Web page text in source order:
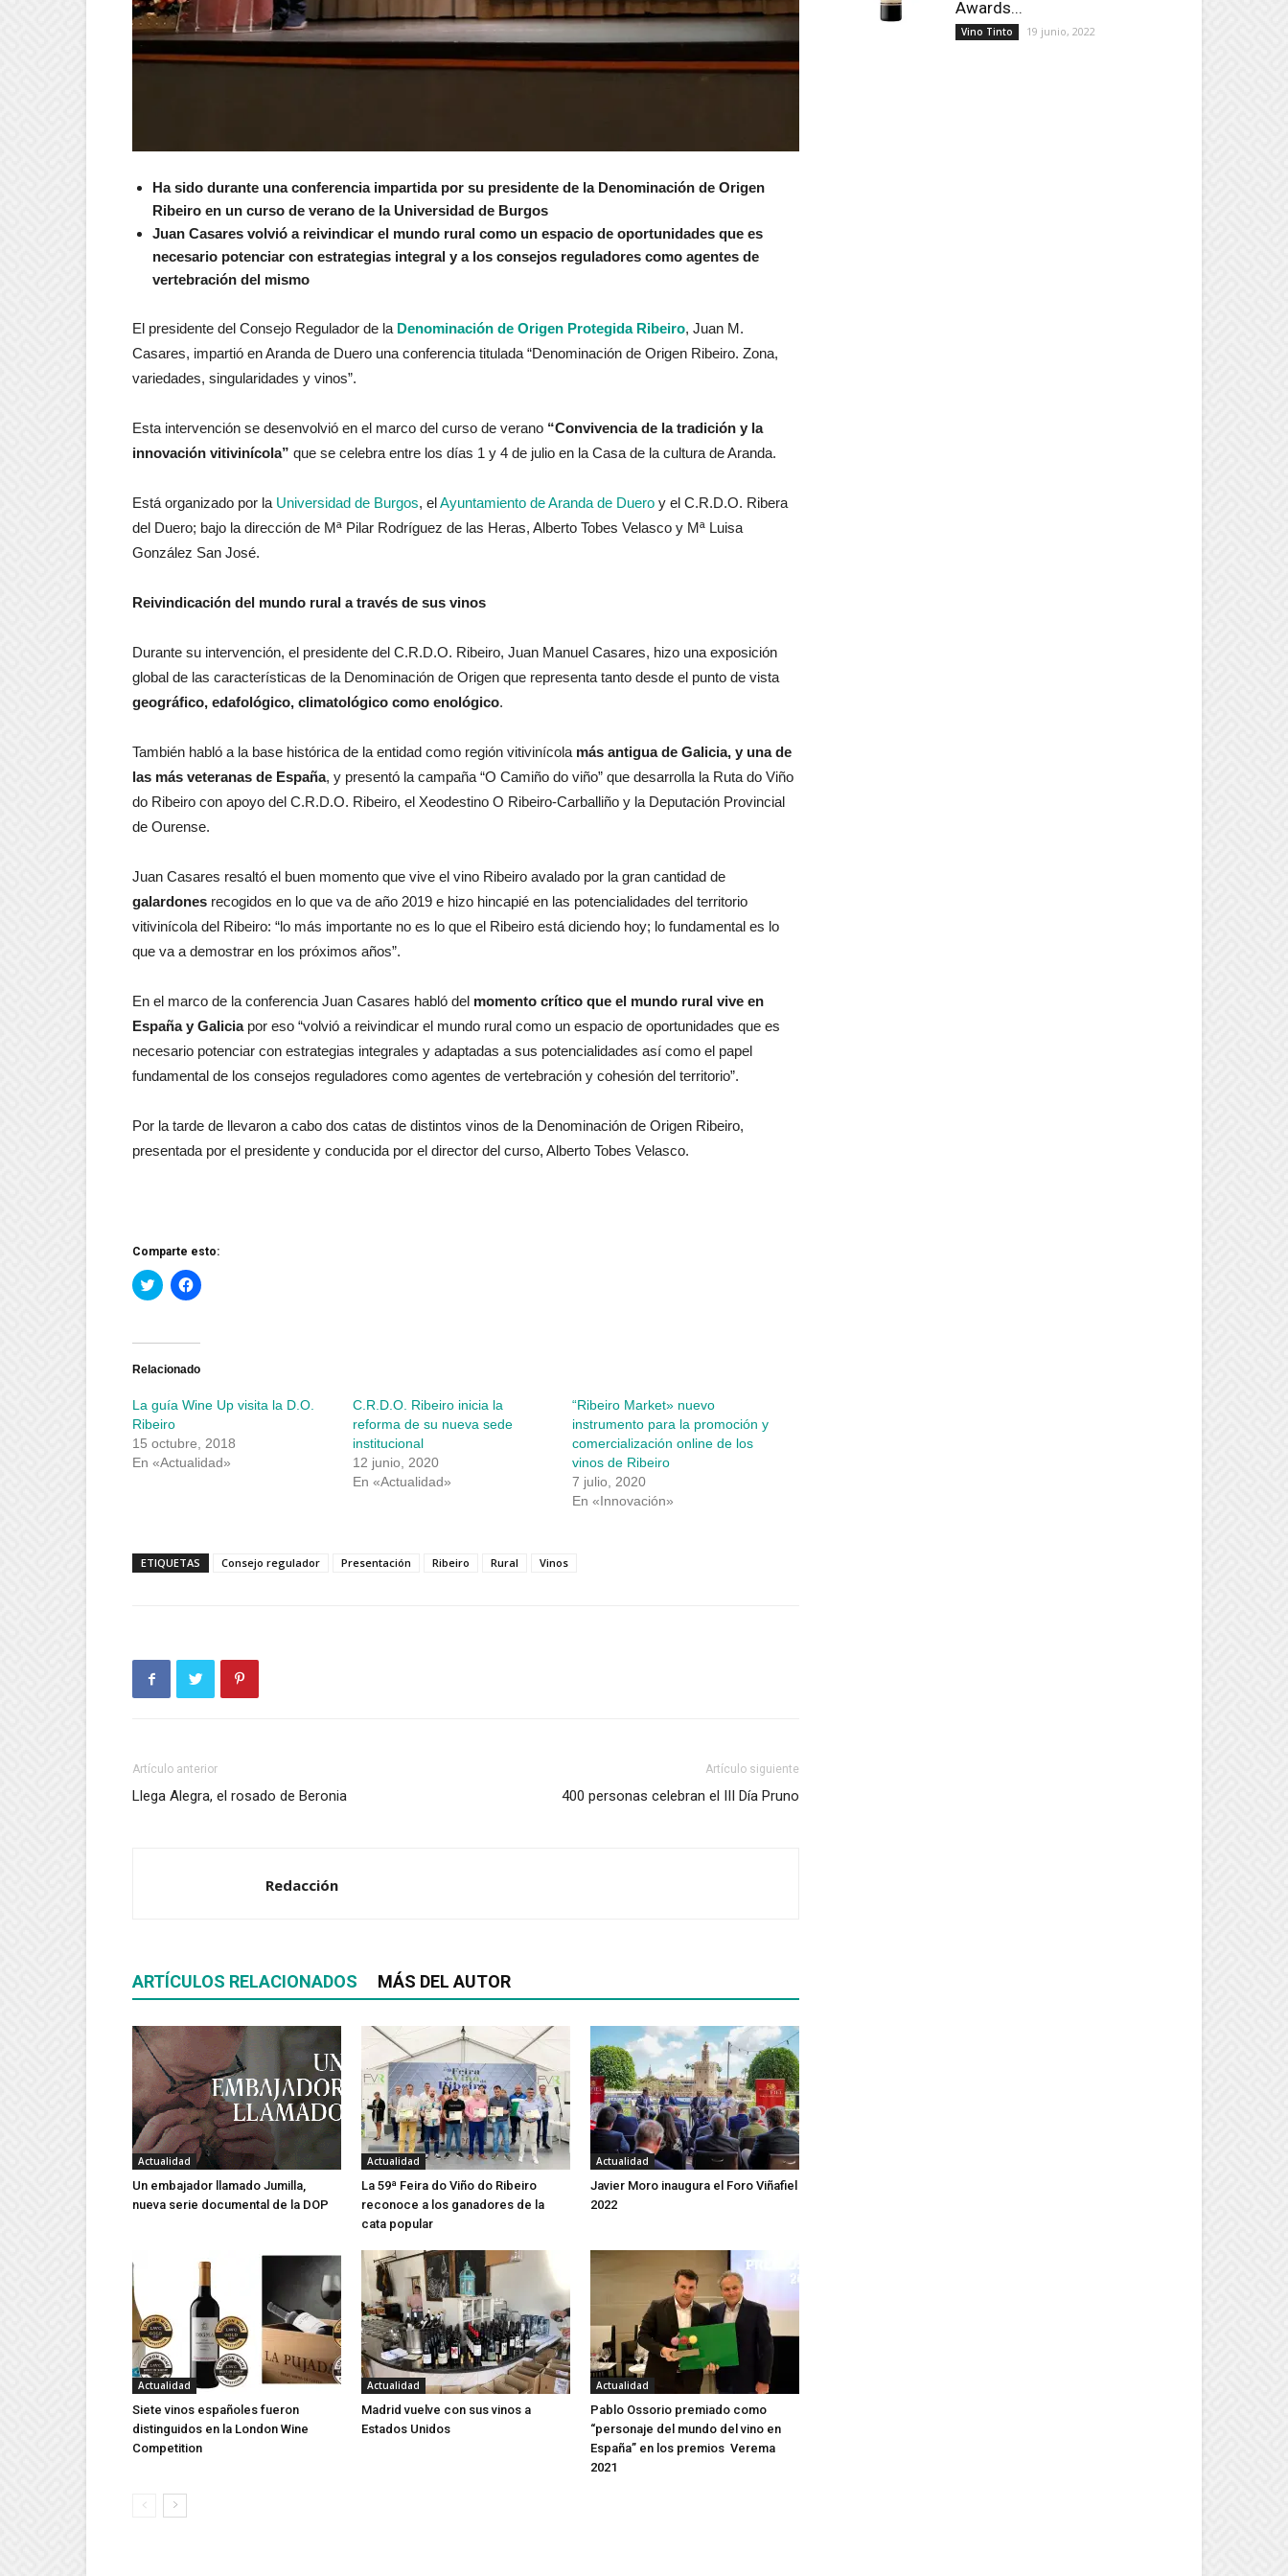
Ha sido durante una conferencia impartida por su presidente de la Denominación de Origen
Ribeiro en un curso de verano de la Universidad de Burgos
Juan Casares volvió a reivindicar el mundo rural como un espacio de oportunidades que es
necesario potenciar con estrategias integral y a los consejos reguladores como agentes de
vertebración del mismo
El presidente del Consejo Regulador de la Denominación de Origen Protegida Ribeiro, Juan M.
Casares, impartió en Aranda de Duero una conferencia titulada “Denominación de Origen Ribeiro. Zona,
variedades, singularidades y vinos”.
Esta intervención se desenvolvió en el marco del curso de verano “Convivencia de la tradición y la
innovación vitivinícola” que se celebra entre los días 1 y 4 de julio en la Casa de la cultura de Aranda.
Está organizado por la Universidad de Burgos, elAyuntamiento de Aranda de Duero y el C.R.D.O. Ribera
del Duero; bajo la dirección de Mª Pilar Rodríguez de las Heras, Alberto Tobes Velasco y Mª Luisa
González San José.
Reivindicación del mundo rural a través de sus vinos
Durante su intervención, el presidente del C.R.D.O. Ribeiro, Juan Manuel Casares, hizo una exposición
global de las características de la Denominación de Origen que representa tanto desde el punto de vista
geográfico, edafológico, climatológico como enológico.
También habló a la base histórica de la entidad como región vitivinícola más antigua de Galicia, y una de
las más veteranas de España, y presentó la campaña “O Camiño do viño” que desarrolla la Ruta do Viño
do Ribeiro con apoyo del C.R.D.O. Ribeiro, el Xeodestino O Ribeiro-Carballiño y la Deputación Provincial
de Ourense.
Juan Casares resaltó el buen momento que vive el vino Ribeiro avalado por la gran cantidad de
galardones recogidos en lo que va de año 2019 e hizo hincapié en las potencialidades del territorio
vitivinícola del Ribeiro: “lo más importante no es lo que el Ribeiro está diciendo hoy; lo fundamental es lo
que va a demostrar en los próximos años”.
En el marco de la conferencia Juan Casares habló del momento crítico que el mundo rural vive en
España y Galiciapor eso “volvió a reivindicar el mundo rural como un espacio de oportunidades que es
necesario potenciar con estrategias integrales y adaptadas a sus potencialidades así como el papel
fundamental de los consejos reguladores como agentes de vertebración y cohesión del territorio”.
Por la tarde de llevaron a cabo dos catas de distintos vinos de la Denominación de Origen Ribeiro,
presentada por el presidente y conducida por el director del curso, Alberto Tobes Velasco.
Comparte esto:
Haz
clic
Twitter
abre
ventana
nueva)
Haz
clic
Facebook
abre
ventana
Relacionado
La guía Wine Up visita la D.O.
Ribeiro
15 octubre, 2018
En «Actualidad»
C.R.D.O. Ribeiro inicia la
reforma de su nueva sede
institucional
12 junio, 2020
En «Actualidad»
“Ribeiro Market» nuevo
instrumento para la promoción y
comercialización online de los
vinos de Ribeiro
7 julio, 2020
En «Innovación»
ETIQUETAS Consejo regulador Presentación Ribeiro Rural Vinos
Artículo anterior
Llega Alegra, el rosado de Beronia
Artículo siguiente
400 personas celebran el III Día Pruno
Redacción
ARTÍCULOS RELACIONADOS MÁS DEL AUTOR
Actualidad
Un embajador llamado Jumilla,
nueva serie documental de la DOP
Actualidad
La 59ª Feira do Viño do Ribeiro
reconoce a los ganadores de la
cata popular
Actualidad
Javier Moro inaugura el Foro Viñafiel
2022
Actualidad
Siete vinos españoles fueron
distinguidos en la London Wine
Competition
Actualidad
Madrid vuelve con sus vinos a
Estados Unidos
Actualidad
Pablo Ossorio premiado como
“personaje del mundo del vino en
España” en los premios Verema
2021
Awards...
Vino Tinto 19 junio, 2022